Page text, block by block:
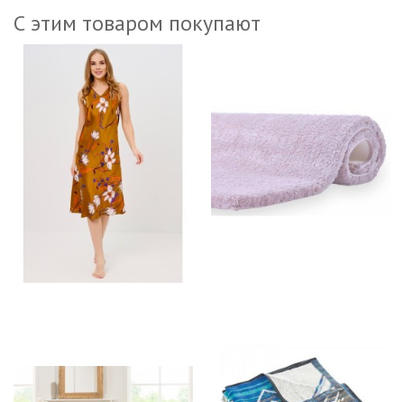
С этим товаром покупают